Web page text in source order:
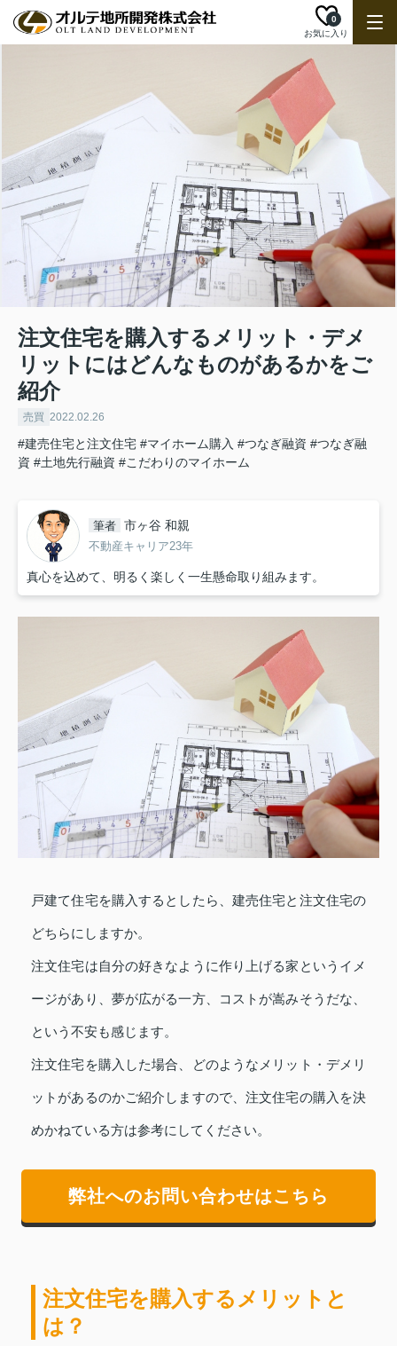
お気に入り
0
注文住宅を購入するメリット・デメ
リットにはどんなものがあるかをご
紹介
売買 2022.02.26
#建売住宅と注文住宅 #マイホーム購入 #つなぎ融資 #つなぎ融
資 #土地先行融資 #こだわりのマイホーム
筆者 市ヶ谷 和親
不動産キャリア23年
真心を込めて、明るく楽しく一生懸命取り組みます。
戸建て住宅を購入するとしたら、建売住宅と注文住宅の
どちらにしますか。
注文住宅は自分の好きなように作り上げる家というイメ
ージがあり、夢が広がる一方、コストが嵩みそうだな、
という不安も感じます。
注文住宅を購入した場合、どのようなメリット・デメリ
ットがあるのかご紹介しますので、注文住宅の購入を決
めかねている方は参考にしてください。
弊社へのお問い合わせはこちら
注文住宅を購入するメリットと
は？